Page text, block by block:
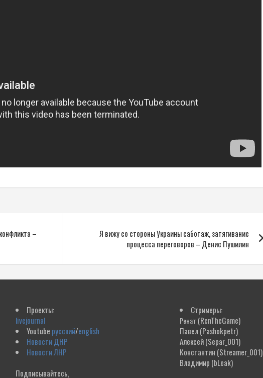
–
Я вижу со стороны Украины саботаж, затягивание
процесса переговоров – Денис Пушилин
Проекты:
livejournal
Youtube русский/english
Новости ДНР
Новости ЛНР
Подписывайтесь,
Стримеры:
Ренат (RenTheGame)
Павел(Pashokpetr)
Алексей(Separ_001)
Константин (Streamer_001)
Владимир (bLeak)